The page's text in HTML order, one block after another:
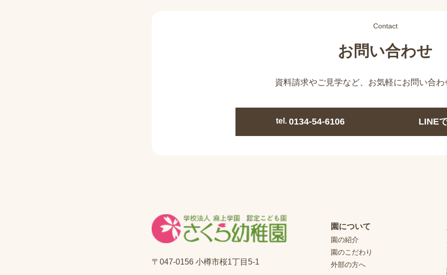
Contact
お問い合わせ
資料請求やご見学など、 お気軽にお問い合
tel. 0134-54-6106 LINE
〒047-0156 小樽市桜1丁目5-1
園について
園の紹介
園のこだわり
外部の方へ